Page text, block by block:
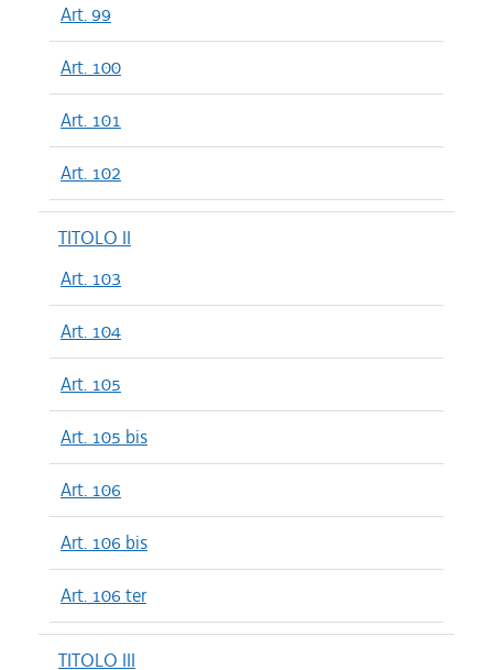
Art. 99
Art. 100
Art. 101
Art. 102
TITOLO II
Art. 103
Art. 104
Art. 105
Art. 105 bis
Art. 106
Art. 106 bis
Art. 106 ter
TITOLO III